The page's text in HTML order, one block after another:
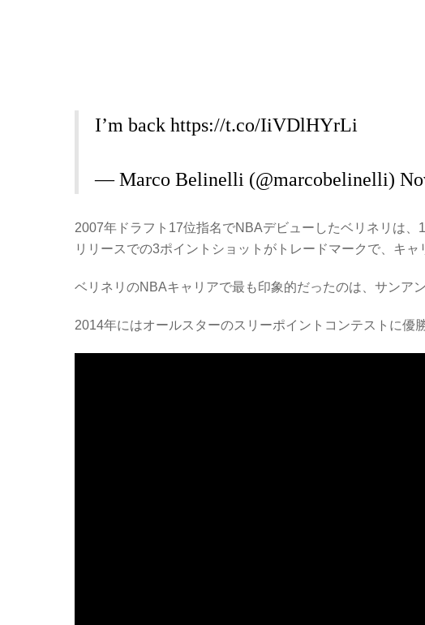
I’m backhttps://t.co/IiVDlHYrLi
— Marco Belinelli (@marcobelinelli)
2007年ドラフト17位指名でNBAデビューしたベリネリは
リリースでの3ポイントショットがトレードマークで、キャ
ベリネリのNBAキャリアで最も印象的だったのは、サンア
2014年にはオールスターのスリーポイントコンテストに優勝